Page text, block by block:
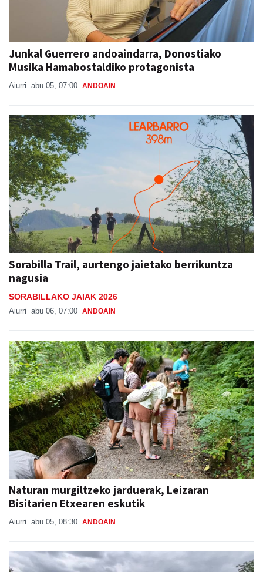
Junkal Guerrero andoaindarra, Donostiako
Musika Hamabostaldiko protagonista
Aiurri abu 05, 07:00 ANDOAIN
Sorabilla Trail, aurtengo jaietako berrikuntza
nagusia
SORABILLAKO JAIAK 2026
Aiurri abu 06, 07:00 ANDOAIN
Naturan murgiltzeko jarduerak, Leizaran
Bisitarien Etxearen eskutik
Aiurri abu 05, 08:30 ANDOAIN